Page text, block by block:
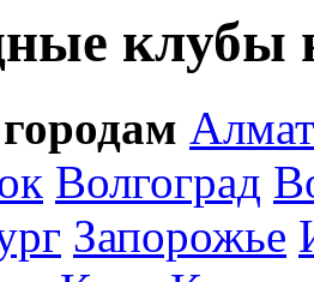
клубы
Волгоград
Запорожье